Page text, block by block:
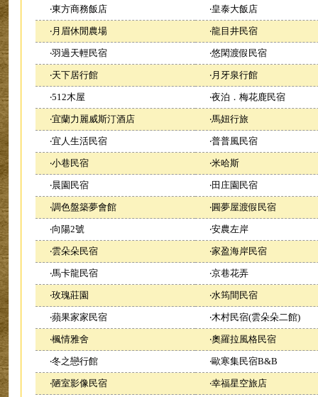
‧東方商務飯店 ‧皇泰大飯店
‧月眉休閒農場 ‧龍目井民宿
‧羽過天輕民宿 ‧悠閑渡假民宿
‧天下居行館 ‧月牙泉行館
‧512木屋 ‧夜泊．梅花鹿民宿
‧宜蘭力麗威斯汀酒店 ‧馬妞行旅
‧宜人生活民宿 ‧普普風民宿
‧小巷民宿 ‧米哈斯
‧晨園民宿 ‧田庄園民宿
‧調色盤築夢會館 ‧圓夢屋渡假民宿
‧向陽2號 ‧安農左岸
‧雲朵朵民宿 ‧家盈海岸民宿
‧馬卡龍民宿 ‧京巷花弄
‧玫瑰莊園 ‧水筠間民宿
‧蘋果家家民宿 ‧木村民宿(雲朵朵二館)
‧楓情雅舍 ‧奧羅拉風格民宿
‧冬之戀行館 ‧歐寒集民宿B&B
‧陋室影像民宿 ‧幸福星空旅店